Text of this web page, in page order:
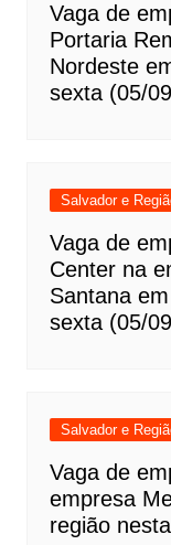
Vaga de
Portaria
Nordeste
sexta (05/
Salvador e
Vaga de
Center na
Santana
sexta (05/
Salvador e
Vaga de
empresa
região